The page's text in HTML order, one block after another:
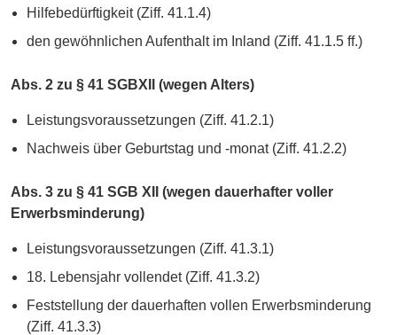
Hilfebedürftigkeit (Ziff. 41.1.4)
den gewöhnlichen Aufenthalt im Inland (Ziff. 41.1.5 ff.)
Abs. 2 zu § 41 SGBXII (wegen Alters)
Leistungsvoraussetzungen (Ziff. 41.2.1)
Nachweis über Geburtstag und -monat (Ziff. 41.2.2)
Abs. 3 zu § 41 SGB XII (wegen dauerhafter voller
Erwerbsminderung)
Leistungsvoraussetzungen (Ziff. 41.3.1)
18. Lebensjahr vollendet (Ziff. 41.3.2)
Feststellung der dauerhaften vollen Erwerbsminderung
(Ziff. 41.3.3)